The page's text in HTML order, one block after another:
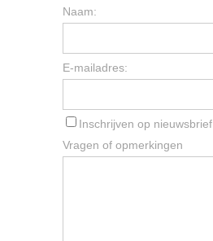
Naam:
E-mailadres:
Inschrijven op nieuwsbrief
Vragen of opmerkingen